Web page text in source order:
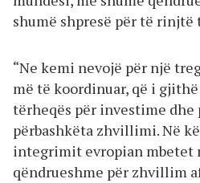
shumë shpresë për të rinjtë
“Ne kemi nevojë për një
më të koordinuar, që i
tërheqës për investime dhe
përbashkëta zhvillimi. Në
integrimit evropian mbetet
qëndrueshme për zhvillim